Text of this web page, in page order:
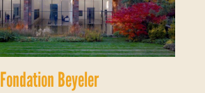
Fondation Beyeler